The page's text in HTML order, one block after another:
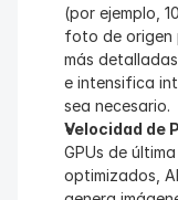
(por ejemplo,
foto de origen
más
e intensifica
sea necesario.
Velocidad de
GPUs de
optimizados,